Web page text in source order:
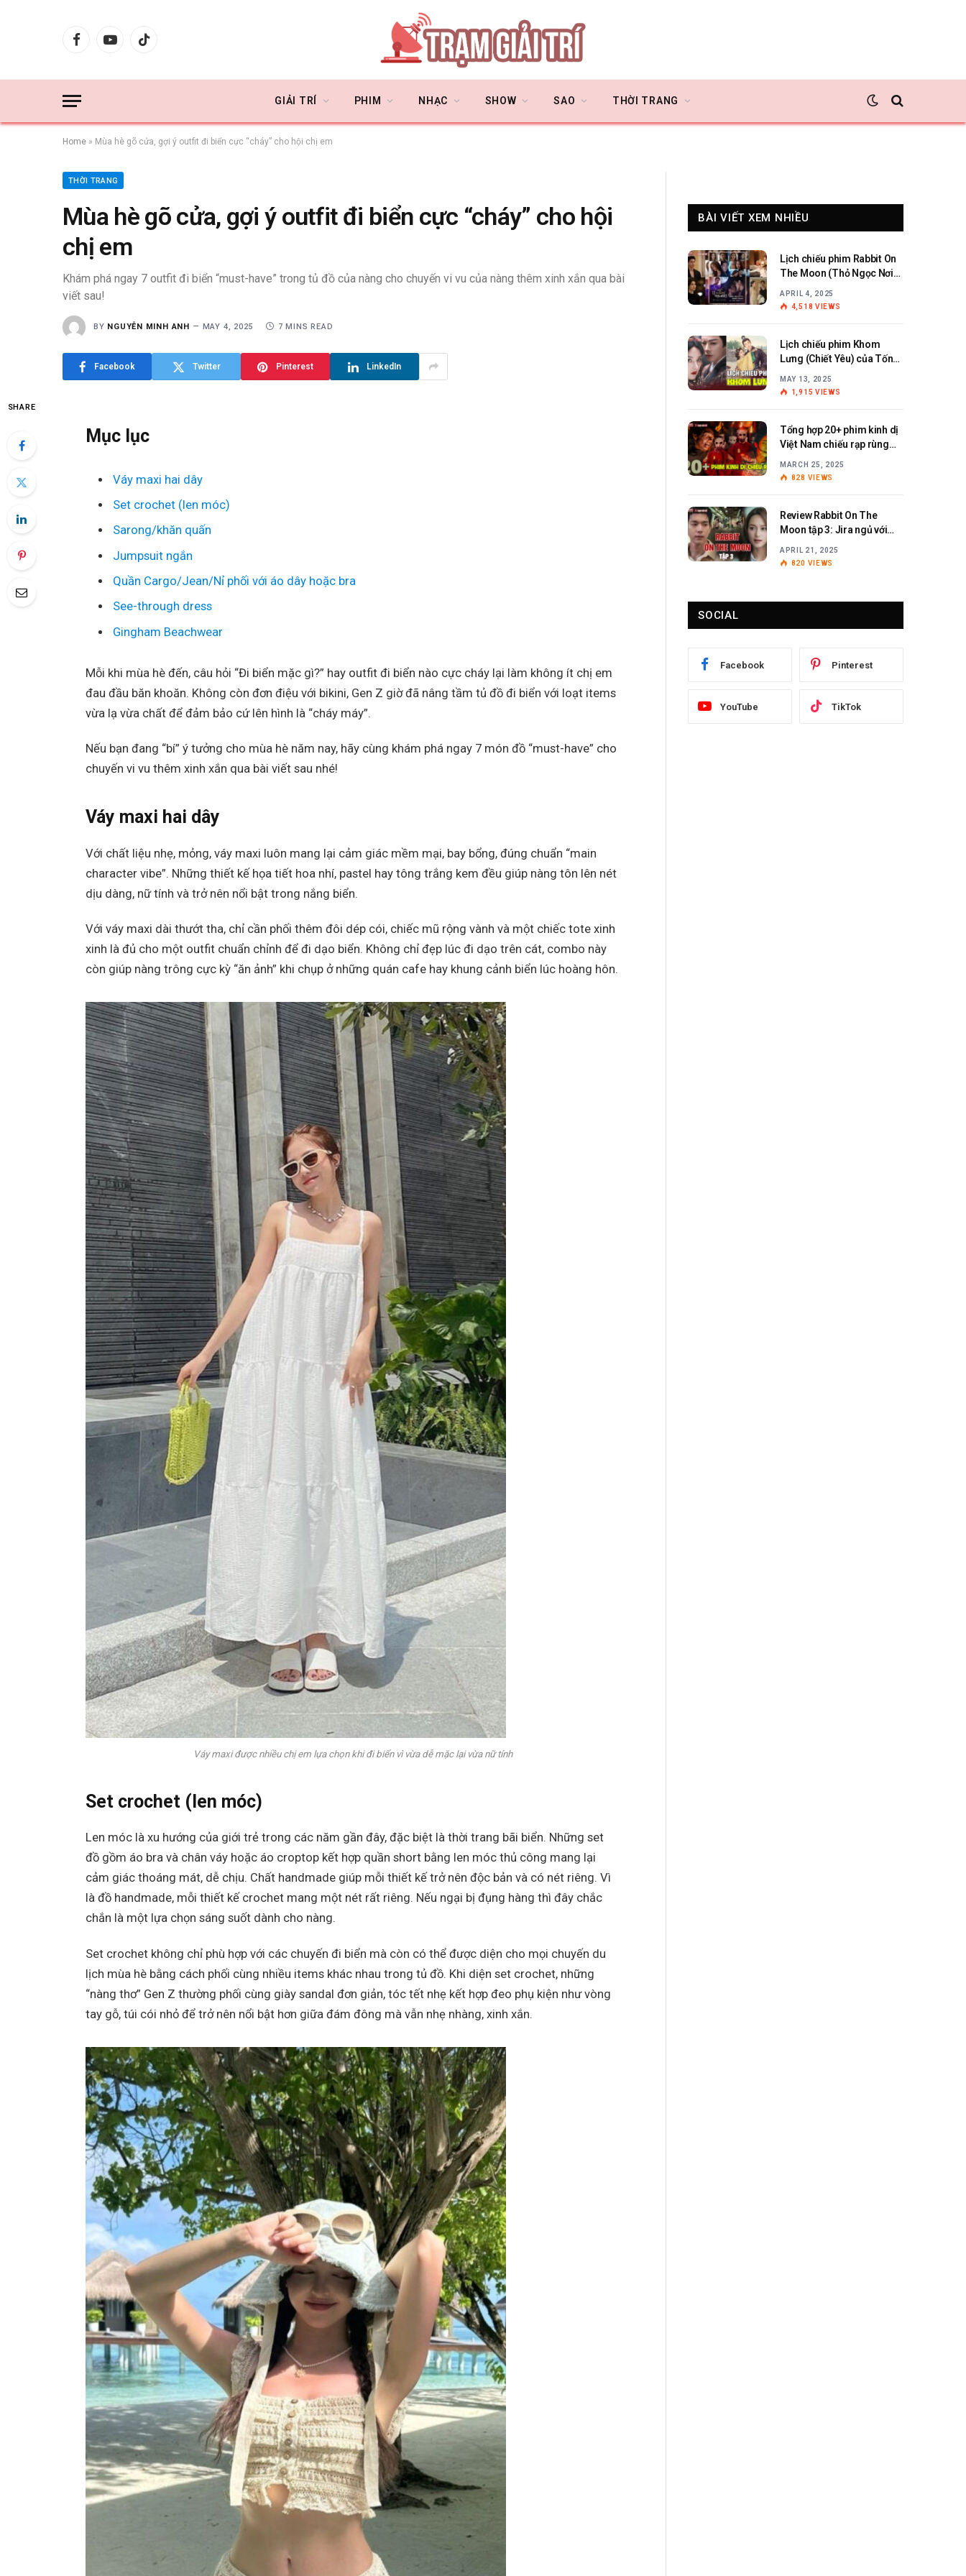
FacebookYouTubeTikTok
GIẢI TRÍ PHIM NHẠC SHOW SAO THỜI TRANG
Home » Mùa hè gõ cửa, gợi ý outfit đi biển cực “cháy” cho hội chị em
THỜI TRANG
Mùa hè gõ cửa, gợi ý outfit đi biển cực “cháy” cho hội
chị em
Khám phá ngay 7 outfit đi biển “must-have” trong tủ đồ của nàng cho chuyến vi vu của nàng thêm xinh xắn qua bài
viết sau!
BY NGUYỄN MINH ANH MAY 4, 2025 7 MINS READ
Facebook Twitter Pinterest LinkedIn
SHARE
Mục lục
Váy maxi hai dây
Set crochet (len móc)
Sarong/khăn quấn
Jumpsuit ngắn
Quần Cargo/Jean/Nỉ phối với áo dây hoặc bra
See-through dress
Gingham Beachwear
Mỗi khi mùa hè đến, câu hỏi “Đi biển mặc gì?” hay outfit đi biển nào cực cháy lại làm không ít chị em
đau đầu băn khoăn. Không còn đơn điệu với bikini, Gen Z giờ đã nâng tầm tủ đồ đi biển với loạt items
vừa lạ vừa chất để đảm bảo cứ lên hình là “cháy máy”.
Nếu bạn đang “bí” ý tưởng cho mùa hè năm nay, hãy cùng khám phá ngay 7 món đồ “must-have” cho
chuyến vi vu thêm xinh xắn qua bài viết sau nhé!
Váy maxi hai dây
Với chất liệu nhẹ, mỏng, váy maxi luôn mang lại cảm giác mềm mại, bay bổng, đúng chuẩn “main
character vibe”. Những thiết kế họa tiết hoa nhí, pastel hay tông trắng kem đều giúp nàng tôn lên nét
dịu dàng, nữ tính và trở nên nổi bật trong nắng biển.
Với váy maxi dài thướt tha, chỉ cần phối thêm đôi dép cói, chiếc mũ rộng vành và một chiếc tote xinh
xinh là đủ cho một outfit chuẩn chỉnh để đi dạo biển. Không chỉ đẹp lúc đi dạo trên cát, combo này
còn giúp nàng trông cực kỳ “ăn ảnh” khi chụp ở những quán cafe hay khung cảnh biển lúc hoàng hôn.
Váy maxi được nhiều chị em lựa chọn khi đi biển vì vừa dễ mặc lại vừa nữ tính
Set crochet (len móc)
Len móc là xu hướng của giới trẻ trong các năm gần đây, đặc biệt là thời trang bãi biển. Những set
đồ gồm áo bra và chân váy hoặc áo croptop kết hợp quần short bằng len móc thủ công mang lại
cảm giác thoáng mát, dễ chịu. Chất handmade giúp mỗi thiết kế trở nên độc bản và có nét riêng. Vì
là đồ handmade, mỗi thiết kế crochet mang một nét rất riêng. Nếu ngại bị đụng hàng thì đây chắc
chắn là một lựa chọn sáng suốt dành cho nàng.
Set crochet không chỉ phù hợp với các chuyến đi biển mà còn có thể được diện cho mọi chuyến du
lịch mùa hè bằng cách phối cùng nhiều items khác nhau trong tủ đồ. Khi diện set crochet, những
“nàng thơ” Gen Z thường phối cùng giày sandal đơn giản, tóc tết nhẹ kết hợp đeo phụ kiện như vòng
tay gỗ, túi cói nhỏ để trở nên nổi bật hơn giữa đám đông mà vẫn nhẹ nhàng, xinh xắn.
BÀI VIẾT XEM NHIỀU
Lịch chiếu phim Rabbit On
The Moon (Thỏ Ngọc Nơi
APRIL 4, 2025
4,518 VIEWS
Lịch chiếu phim Khom
Lưng (Chiết Yêu) của Tống
MAY 13, 2025
1,915 VIEWS
Tổng hợp 20+ phim kinh dị
Việt Nam chiếu rạp rùng
MARCH 25, 2025
828 VIEWS
Review Rabbit On The
Moon tập 3: Jira ngủ với
APRIL 21, 2025
820 VIEWS
SOCIAL
Facebook Pinterest
YouTube TikTok